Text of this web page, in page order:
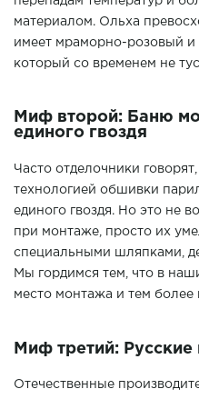
материалом. Ольха
имеет мраморно-розовый и
который со временем не
Миф второй: Баню
единого гвоздя
Часто отделочники
технологией обшивки
единого гвоздя. Но это не
при монтаже, просто их
специальными шляпками,
Мы гордимся тем, что в
место монтажа и тем более
Миф третий:
Отечественные